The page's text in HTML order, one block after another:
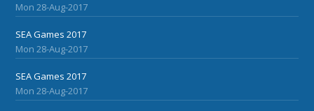
Mon 28-Aug-2017
SEA Games 2017
Mon 28-Aug-2017
SEA Games 2017
Mon 28-Aug-2017